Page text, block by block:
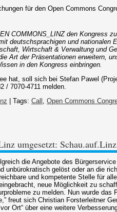
für den Open Commons
COMMONS_LINZ den Kongress
deutschsprachigen und nationalen
Wirtschaft & Verwaltung und
Art der Präsentationen erweitern,
in den Kongress einbringen.
hat, soll sich bei Stefan Pawel
/ 7070-4711 melden.
| Tags: Call , Open Commons
umgesetzt:
die Angebote des
unbürokratisch gelöst oder an die
und kompetente Stelle für
neue Möglichkeit zu
zu melden. Nun wurde das
freut sich Christian Forsterleitner
Ort“ über eine weitere